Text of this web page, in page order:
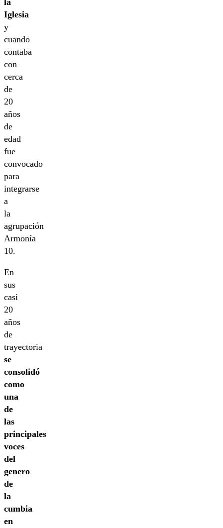
la
Iglesia
y
cuando
contaba
con
cerca
de
20
años
de
edad
fue
convocado
para
integrarse
a
la
agrupación
Armonía
10.
En
sus
casi
20
años
de
trayectoria
se
consolidó
como
una
de
las
principales
voces
del
genero
de
la
cumbia
en